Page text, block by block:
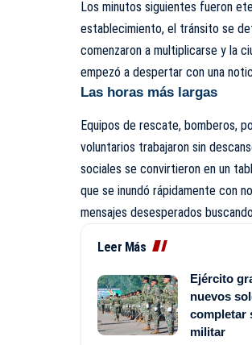
Los minutos siguientes fueron
establecimiento, el tránsito se
comenzaron a multiplicarse y la
empezó a despertar con una
Las horas más largas
Equipos de rescate, bomberos,
voluntarios trabajaron sin
sociales se convirtieron en un
que se inundó rápidamente con
mensajes desesperados
Leer Más
Ejército
nuevos
completar
militar